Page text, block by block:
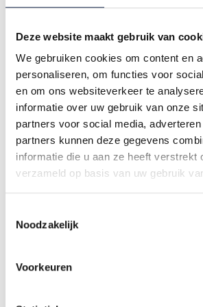
Deze website maakt gebruik van
We gebruiken cookies om content en
personaliseren, om functies voor
en om ons websiteverkeer te
informatie over uw gebruik van onze
partners voor social media,
partners kunnen deze gegevens
informatie die u aan ze heeft verstrekt
verzameld op basis van uw gebruik
Noodzakelijk
Voorkeuren
Eén van onze meest toegewijde
Nederland tot het opbouwen van een